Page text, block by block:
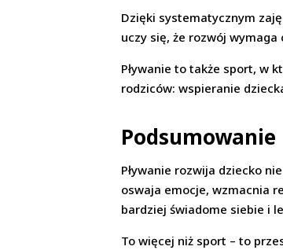
Dzięki systematycznym
uczy się, że rozwój
Pływanie to także sport, w
rodziców: wspieranie
Podsumowanie
Pływanie rozwija dziecko
oswaja emocje, wzmacnia
bardziej świadome siebie i
To więcej niż sport – to